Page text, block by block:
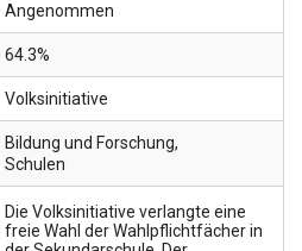
Angenommen
64.3%
Volksinitiative
Bildung und Forschung,
Schulen
Die Volksinitiative verlangte eine
freie Wahl der Wahlpflichtfächer in